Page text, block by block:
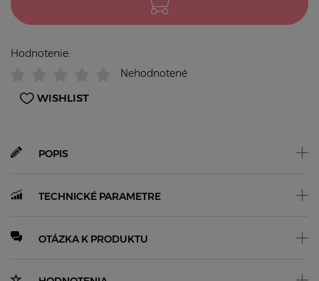
Hodnotenie:
Nehodnotené
WISHLIST
POPIS
TECHNICKÉ PARAMETRE
OTÁZKA K PRODUKTU